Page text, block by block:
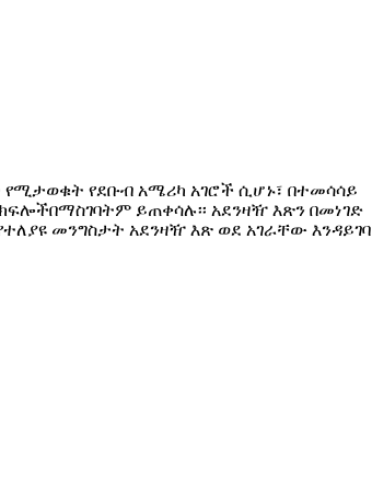
የደቡብ አሜሪካ አገሮች ሲሆኑ፣ በተመሳሳይ
ይጠቀሳሉ፡፡ አደንዛዥ እጽን በመነገድ
መንግስታት አደንዛዥ እጽ ወደ አገራቸው እንዳይገባ